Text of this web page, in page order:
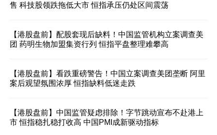
售 科技股领跌拖低大市 恒指承压仍处区间震荡
【港股盘前】配股套现后缺料！中国监管机构立案调查美
团 药明生物加盟集资行列 恒指平盘整理难攀高
【港股盘前】看跌重磅警告！中国立案调查美团垄断 阿里
案后观望氛围浓厚 恒指缺料低迷走跌
【港股盘前】中国监管疑虑排除！字节跳动宣布不赴港上
市 恒指稳扎稳打收高 中国PMI成新驱动指标